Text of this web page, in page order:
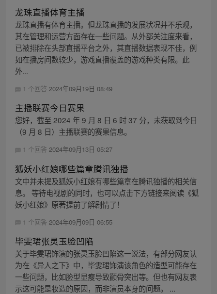
龙珠直播体育主播
龙珠直播有体育主播。但龙珠直播的发展状况并不乐观，
其在管理和运营方面存在一些问题。从外部关注度来看，
已被排除在头部直播平台之外，其直播数据表现不佳，例
如在播房间数较少，游戏直播覆盖的游戏种类有限。此
外...
1 个回答 2024年09月19日 08:49
主播联赛今日赛果
您好，截至 2024 年 9 月 8 日 6 时 37 分，未获取到今日
（9 月 8 日）主播联赛的赛果信息。
1 个回答 2024年09月13日 05:27
狐妖小红娘哪些篇章腾讯独播
文中并未提及狐妖小红娘有哪些篇章在腾讯独播的相关信
息。 等待电视剧的同时，也可以点击下方链接来阅读《狐
妖小红娘》原著提前了解剧情了！
1 个回答 2024年09月09日 06:55
毕雯珺张灵玉脸凹陷
关于毕雯珺饰演的张灵玉脸凹陷这一说法，有部分网友认
为在《异人之下》中，毕雯珺饰演该角色的造型可能存在
一些问题，比如脸型显瘦导致颧骨突出等。但也有网友表
示这可能是妆造的原因，而非演员本身的问题。 ...